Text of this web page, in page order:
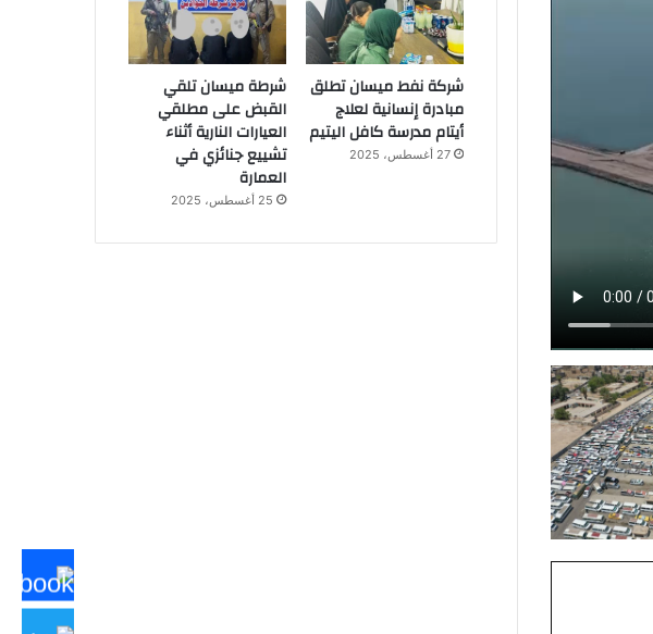
شركة نفط ميسان تطلق
مبادرة إنسانية لعلاج
أيتام مدرسة كافل اليتيم
27 أغسطس، 2025
شرطة ميسان تلقي
القبض على مطلقي
العيارات النارية أثناء
تشييع جنائزي في
العمارة
25 أغسطس، 2025